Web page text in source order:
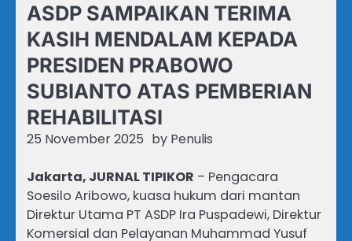
ASDP SAMPAIKAN TERIMA
KASIH MENDALAM KEPADA
PRESIDEN PRABOWO
SUBIANTO ATAS PEMBERIAN
REHABILITASI
25 November 2025 by Penulis
Jakarta, JURNAL TIPIKOR – Pengacara
Soesilo Aribowo, kuasa hukum dari mantan
Direktur Utama PT ASDP Ira Puspadewi, Direktur
Komersial dan Pelayanan Muhammad Yusuf